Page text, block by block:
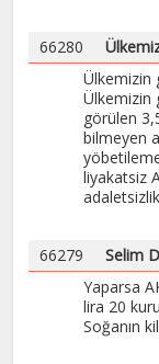
66280
Ülkemizin
Ülkemizin
görülen
bilmeyen
liyakatsiz
66279 Selim
Yaparsa
lira 20
Soğanın